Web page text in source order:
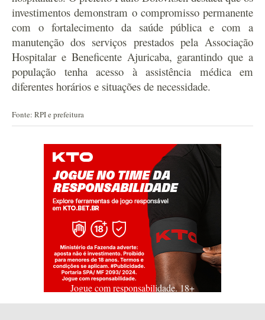
investimentos demonstram o compromisso permanente
com o fortalecimento da saúde pública e com a
manutenção dos serviços prestados pela Associação
Hospitalar e Beneficente Ajuricaba, garantindo que a
população tenha acesso à assistência médica em
diferentes horários e situações de necessidade.
Fonte: RPI e prefeitura
Jogue com responsabilidade. 18+